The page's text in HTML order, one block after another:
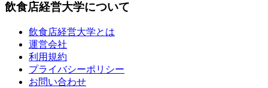
飲食店経営大学について
飲食店経営大学とは
運営会社
利用規約
プライバシーポリシー
お問い合わせ